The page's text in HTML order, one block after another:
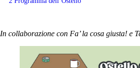
In collaborazione con Fa’ la cosa giusta! e